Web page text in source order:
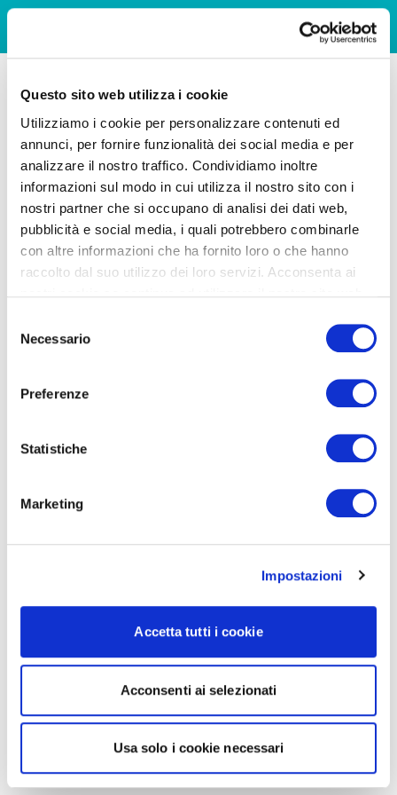
Questo sito web utilizza i cookie
Utilizziamo i cookie per personalizzare contenuti ed
annunci, per fornire funzionalità dei social media e per
analizzare il nostro traffico. Condividiamo inoltre
informazioni sul modo in cui utilizza il nostro sito con i
nostri partner che si occupano di analisi dei dati web,
pubblicità e social media, i quali potrebbero combinarle
con altre informazioni che ha fornito loro o che hanno
raccolto dal suo utilizzo dei loro servizi. Acconsenta ai
delNecessario
Preferenze
Statistiche
Marketing
Impostazioni
Accetta tutti i cookie
Acconsenti ai selezionati
Usa solo i cookie necessari